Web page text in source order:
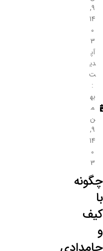
9,
14
0
3
آپ
دی
ت
:
به
م
ن
9,
14
0
3
چگونه
با
کیف
و